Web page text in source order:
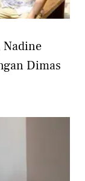
Nadine
Dimas